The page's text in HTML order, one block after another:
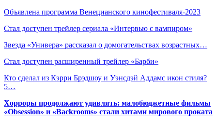
Объявлена программа Венецианского кинофестиваля-2023
Стал доступен трейлер сериала «Интервью с вампиром»
Звезда «Универа» рассказал о домогательствах возрастных…
Стал доступен расширенный трейлер «Барби»
Кто сделал из Кэрри Брэдшоу и Уэнсдэй Аддамс икон стиля?
5…
Хорроры продолжают удивлять: малобюджетные фильмы
«Obsession» и «Backrooms» стали хитами мирового проката